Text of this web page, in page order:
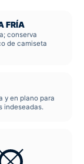
FRÍA
conserva
de camiseta
y en plano para
indeseadas.